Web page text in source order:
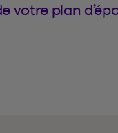
votre plan